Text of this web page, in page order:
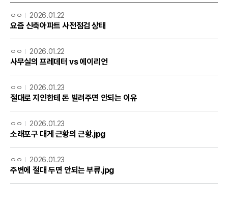
ㅇㅇ 2026.01.22
요즘 신축아파트 사전점검 상태
ㅇㅇ 2026.01.22
사무실의 프레데터 vs 에이리언
ㅇㅇ 2026.01.23
절대로 지인한테 돈 빌려주면 안되는 이유
ㅇㅇ 2026.01.23
소래포구 대게 근황의 근황.jpg
ㅇㅇ 2026.01.23
주변에 절대 두면 안되는 부류.jpg